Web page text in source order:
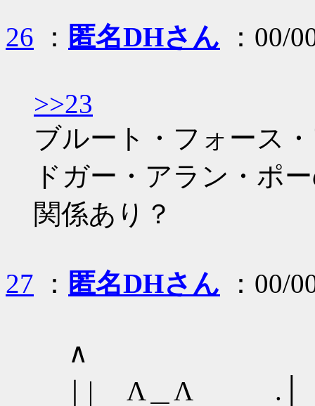
26 ： 匿名DHさん ：00/
>>23
ブルート・フォース
ドガー・アラン・ポ
関係あり？
27 ： 匿名DHさん ：00/
∧ ／
｜| Λ＿Λ .│